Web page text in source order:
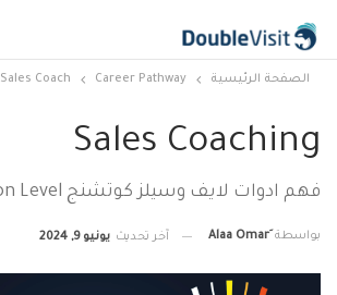
الصفحة الرئيسية Career Pathway
Sales Coach
Sales Coaching
فهم ادوات لايف وسيلز كوتشنج Induction Level
بواسطة آخر تحديث يونيو 9, 2024